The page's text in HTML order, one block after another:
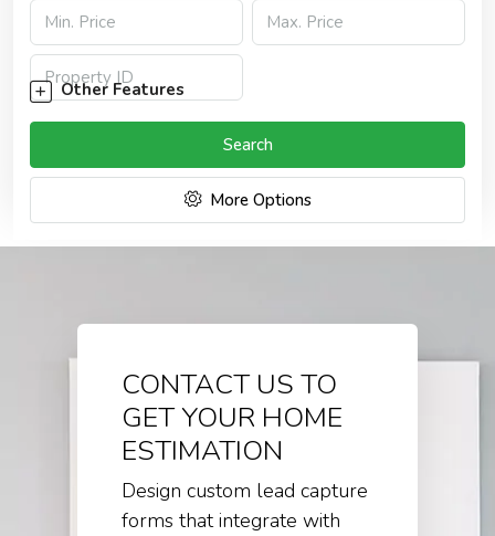
Other Features
Search
More Options
CONTACT US TO
GET YOUR HOME
ESTIMATION
Design custom lead capture
forms that integrate with